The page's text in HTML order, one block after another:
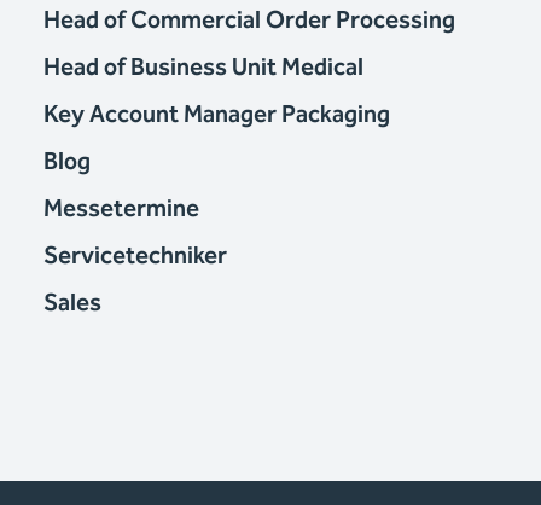
Head of Commercial Order Processing
Head of Business Unit Medical
Key Account Manager Packaging
Blog
Messetermine
Servicetechniker
Sales